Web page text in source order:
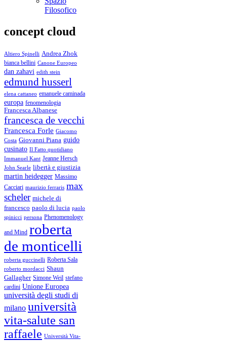
Filosofico
concept cloud
Altiero Spinelli Andrea Zhok
bianca bellini Canone Europeo
dan zahavi edith stein
edmund husserl
elena cattaneo emanuele caminada
europa fenomenologia
Francesca Albanese
francesca de vecchi
Francesca Forle Giacomo
Costa Giovanni Piana guido
cusinato Il Fatto quotidiano
Immanuel Kant Jeanne Hersch
John Searle libertà e giustizia
martin heidegger Massimo
Cacciari maurizio ferraris max
scheler michele di
francesco paolo di lucia paolo
spinicci persona Phenomenology
and Mind roberta
de monticelli
roberta guccinelli Roberta Sala
roberto mordacci Shaun
Gallagher Simone Weil stefano
cardini Unione Europea
università degli studi di
milano università
vita-salute san
raffaele Università Vita-